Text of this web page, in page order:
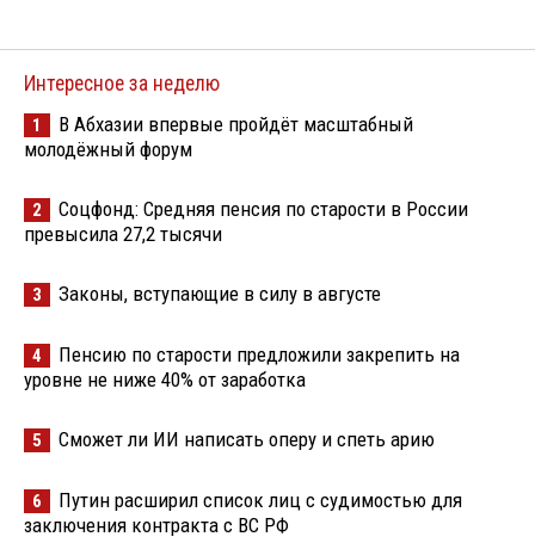
Интересное за неделю
1
В Абхазии впервые пройдёт масштабный
молодёжный форум
2
Соцфонд: Средняя пенсия по старости в России
превысила 27,2 тысячи
3 Законы, вступающие в силу в августе
4
Пенсию по старости предложили закрепить на
уровне не ниже 40% от заработка
5 Сможет ли ИИ написать оперу и спеть арию
6
Путин расширил список лиц с судимостью для
заключения контракта с ВС РФ